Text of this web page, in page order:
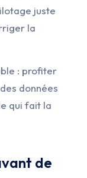
juste
la
: profiter
données
qui fait la
de